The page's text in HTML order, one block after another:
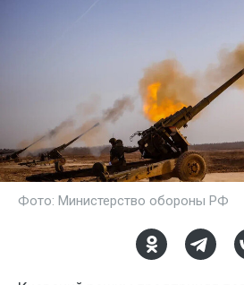
Фото: Министерство обороны РФ